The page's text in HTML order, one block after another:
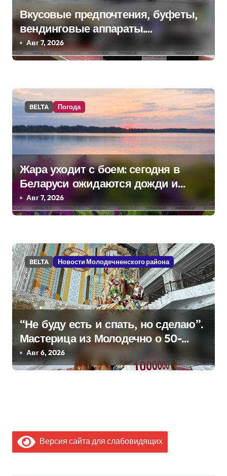
о
з
а
п
и
с
м
Вкусовые предпочтения, буфеты,
вендинговые аппараты.
Минобразования об изменениях в
школьном питании
Авг 7, 2026
BELTA Погода
Жара уходит с боем: сегодня в
Беларуси ожидаются дожди и
грозы
Авг 7, 2026
BELTA Новости Молодечненского района
“Не буду есть и спать, но сделаю”.
Мастерица из Молодечно о 50-
килограммовом каравае для
Дворца Независимости
Авг 6, 2026
Версия сайта для слабовидящих